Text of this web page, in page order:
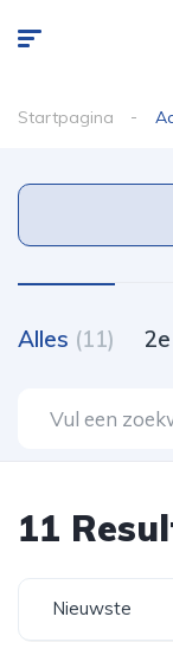
Startpagina
Alles (11)
11
Nieuwste